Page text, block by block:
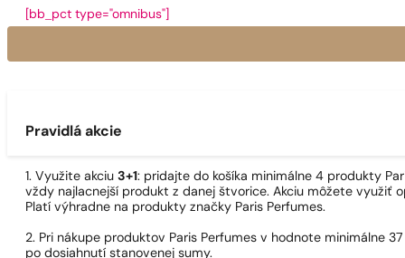
[bb_pct type="omnibus"]
Pravidlá akcie
1. Využite akciu 3+1: pridajte do košíka minimálne 4 produkty
vždy najlacnejší produkt z danej štvorice. Akciu môžete využiť
Platí výhradne na produkty značky Paris Perfumes.
2. Pri nákupe produktov Paris Perfumes v hodnote minimálne
po dosiahnutí stanovenej sumy.